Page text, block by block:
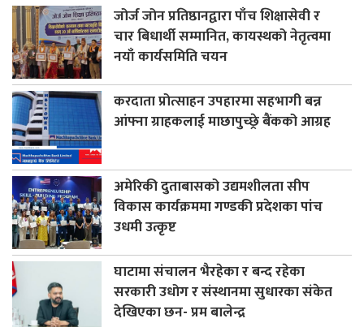
जोर्ज जोन प्रतिष्ठानद्वारा पाँच शिक्षासेवी र
चार बिधार्थी सम्मानित, कायस्थको नेतृत्वमा
नयाँ कार्यसमिति चयन
करदाता प्रोत्साहन उपहारमा सहभागी बन्न
आंफ्ना ग्राहकलाई माछापुच्छ्रे बैंकको आग्रह
अमेरिकी दुताबासको उद्यमशीलता सीप
विकास कार्यक्रममा गण्डकी प्रदेशका पांच
उधमी उत्कृष्ट
घाटामा संचालन भैरहेका र बन्द रहेका
सरकारी उधोग र संस्थानमा सुधारका संकेत
देखिएका छन- प्रम बालेन्द्र